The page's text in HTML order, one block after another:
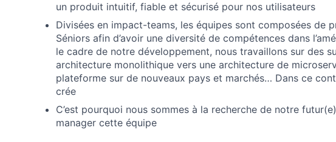
un produit intuitif, fiable et sécurisé pour nos utilisateurs
Divisées en impact-teams, les équipes sont composées de
Séniors afin d’avoir une diversité de compétences dans
le cadre de notre développement, nous travaillons sur des
architecture monolithique vers une architecture de
plateforme sur de nouveaux pays et marchés… Dans ce
crée
C’est pourquoi nous sommes à la recherche de notre
manager cette équipe